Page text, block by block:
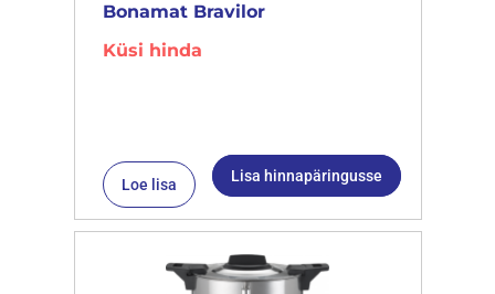
Bonamat Bravilor
Küsi hinda
Loe lisa Lisa hinnapäringusse